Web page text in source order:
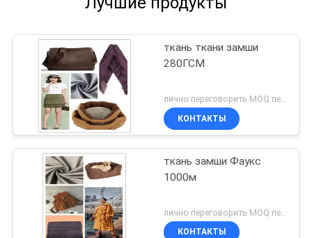
ткань ткани замши
280ГСМ
КОНТАКТЫ
ткань замши Фаукс
1000м
КОНТАКТЫ